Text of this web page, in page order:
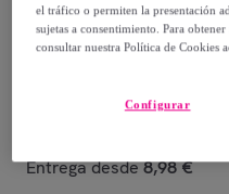
Vendido porAmefa
Entrega
Entrega desde8,98 €
el tráfico o permiten la presentación
sujetas a consentimiento. Para
consultar nuestra Política de Cookies
Configurar